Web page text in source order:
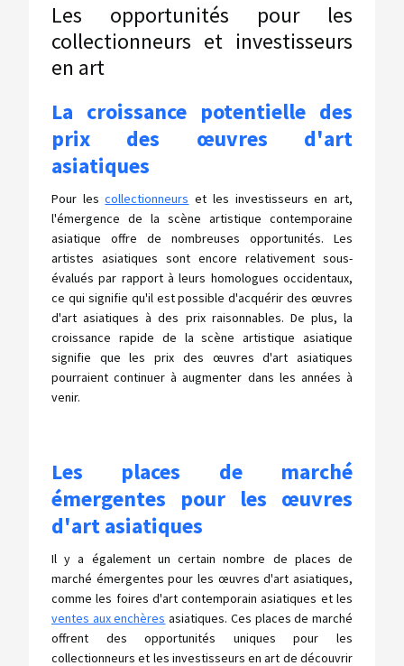
Les opportunités pour les
collectionneurs et investisseurs
en art
La croissance potentielle des
prix des œuvres d'art
asiatiques
Pour lescollectionneurs et les investisseurs en art,
l'émergence de la scène artistique contemporaine
asiatique offre de nombreuses opportunités. Les
artistes asiatiques sont encore relativement sous-
évalués par rapport à leurs homologues occidentaux,
ce qui signifie qu'il est possible d'acquérir des œuvres
d'art asiatiques à des prix raisonnables. De plus, la
croissance rapide de la scène artistique asiatique
signifie que les prix des œuvres d'art asiatiques
pourraient continuer à augmenter dans les années à
venir.
Les places de marché
émergentes pour les œuvres
d'art asiatiques
Il y a également un certain nombre de places de
marché émergentes pour les œuvres d'art asiatiques,
comme les foires d'art contemporain asiatiques et les
ventes aux enchères asiatiques. Ces places de marché
offrent des opportunités uniques pour les
collectionneurs et les investisseurs en art de découvrir